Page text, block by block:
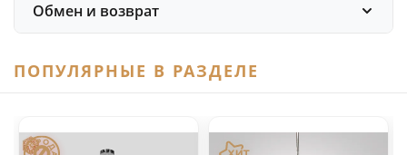
Обмен и возврат
ПОПУЛЯРНЫЕ В РАЗДЕЛЕ